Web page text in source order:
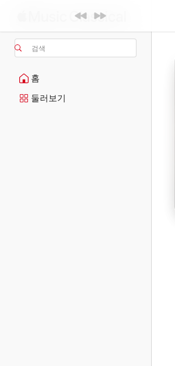
검색
홈
둘러보기